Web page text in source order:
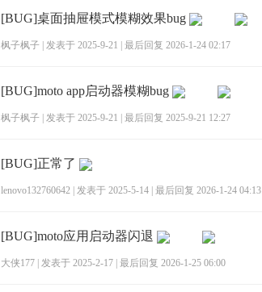
[BUG]桌面抽屉模式模糊效果bug
枫子枫子 发表于 2025-9-21 最后回复 2026-1-24 02:17
[BUG]moto app启动器模糊bug
枫子枫子 发表于 2025-9-21 最后回复 2025-9-21 12:27
[BUG]正常了
lenovo132760642 发表于 2025-5-14 最后回复 2026-1-24 04:13
[BUG]moto应用启动器闪退
大侠177 发表于 2025-2-17 最后回复 2026-1-25 06:00